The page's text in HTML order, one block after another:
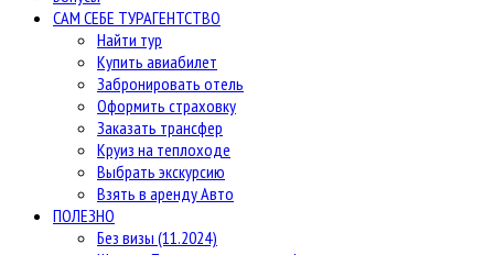
САМ СЕБЕ ТУРАГЕНТСТВО
Найти тур
Купить авиабилет
Забронировать отель
Оформить страховку
Заказать трансфер
Круиз на теплоходе
Выбрать экскурсию
Взять в аренду Авто
ПОЛЕЗНО
Без визы (11.2024)